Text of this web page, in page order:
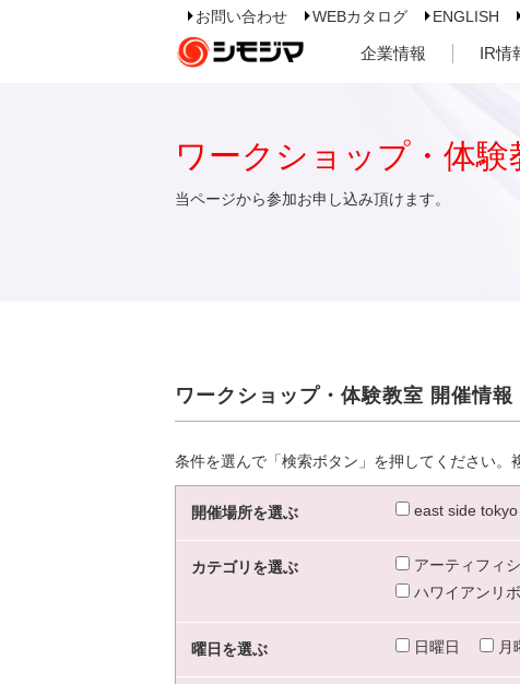
お問い合わせ WEBカタログ ENGLISH
企業情報 IR情
ワークショップ・体験
当ページから参加お申し込み頂けます。
ワークショップ・体験教室 開催情報
条件を選んで「検索ボタン」を押してください。
開催場所を選ぶ east side tokyo
カテゴリを選ぶ アーティフィ
ハワイアンリ
曜日を選ぶ 日曜日 月